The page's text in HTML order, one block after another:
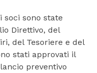
soci sono state
Direttivo, del
del Tesoriere e del
stati approvati il
preventivo